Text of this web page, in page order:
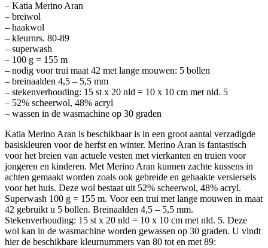
– Katia Merino Aran
– breiwol
– haakwol
– kleurnrs. 80-89
– superwash
– 100 g = 155 m
– nodig voor trui maat 42 met lange mouwen: 5 bollen
– breinaalden 4,5 – 5,5 mm
– stekenverhouding: 15 st x 20 nld = 10 x 10 cm met nld. 5
– 52% scheerwol, 48% acryl
– wassen in de wasmachine op 30 graden
Katia Merino Aran is beschikbaar is in een groot aantal verzadigde
basiskleuren voor de herfst en winter. Merino Aran is fantastisch
voor het breien van actuele vesten met vierkanten en truien voor
jongeren en kinderen. Met Merino Aran kunnen zachte kussens in
achten gemaakt worden zoals ook gebreide en gehaakte versiersels
voor het huis. Deze wol bestaat uit 52% scheerwol, 48% acryl.
Superwash 100 g = 155 m. Voor een trui met lange mouwen in maat
42 gebruikt u 5 bollen. Breinaalden 4,5 – 5,5 mm.
Stekenverhouding: 15 st x 20 nld = 10 x 10 cm met nld. 5. Deze
wol kan in de wasmachine worden gewassen op 30 graden. U vindt
hier de beschikbare kleurnummers van 80 tot en met 89: